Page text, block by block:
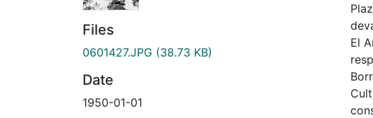
Files
0601427.JPG (38.73 KB)
Date
1950-01-01
El